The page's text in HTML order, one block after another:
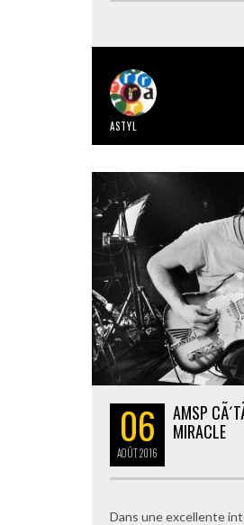
ASTYL
06
AOÛT2016
AMSP
MIRACLE
Dans une excellente